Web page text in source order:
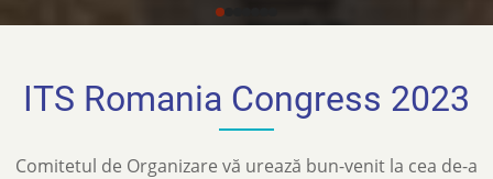
ITS Romania Congress 2023
Comitetul de Organizare vă urează bun-venit la cea de-a